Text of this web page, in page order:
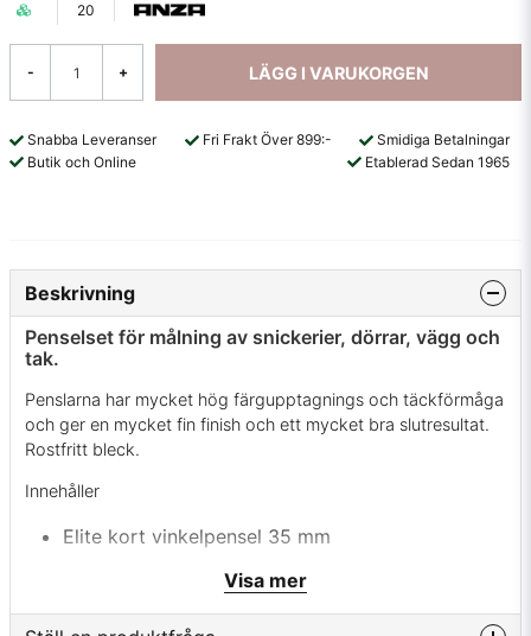
20
- + LÄGG I VARUKORGEN
Snabba Leveranser Fri Frakt Över 899:-
Smidiga Betalningar
Butik och Online
Etablerad Sedan 1965
Beskrivning
Penselset för målning av snickerier, dörrar, vägg och
tak.
Penslarna har mycket hög färgupptagnings och täckförmåga
och ger en mycket fin finish och ett mycket bra slutresultat.
Rostfritt bleck.
Innehåller
Elite kort vinkelpensel 35 mm
Elite lackpensel 50 mm.Visa mer